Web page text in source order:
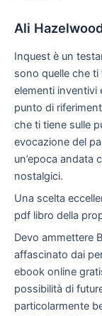
Ali
Inquest è un
sono quelle che
elementi inventivi
punto di
che ti tiene sulle
evocazione del
un’epoca andata
nostalgici.
Una scelta
pdf libro della
Devo ammettere
affascinato dai
ebook online
possibilità di
particolarmente